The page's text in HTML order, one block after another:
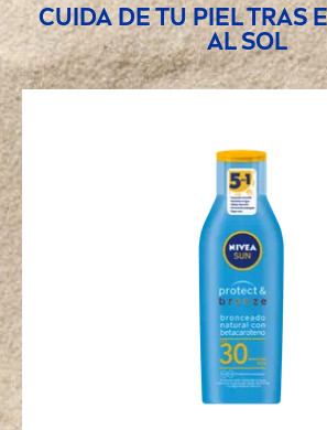
CUIDA DE TU PIEL TRAS
AL SOL